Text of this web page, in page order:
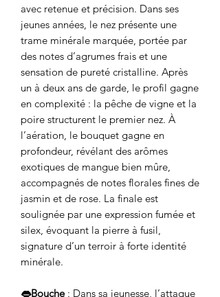
avec retenue et précision. Dans ses
jeunes années, le nez présente une
trame minérale marquée, portée par
des notes d’agrumes frais et une
sensation de pureté cristalline. Après
un à deux ans de garde, le profil gagne
en complexité : la pêche de vigne et la
poire structurent le premier nez. À
l’aération, le bouquet gagne en
profondeur, révélant des arômes
exotiques de mangue bien mûre,
accompagnés de notes florales fines de
jasmin et de rose. La finale est
soulignée par une expression fumée et
silex, évoquant la pierre à fusil,
signature d’un terroir à forte identité
minérale.
👄Bouche: Dans sa jeunesse, l’attaque